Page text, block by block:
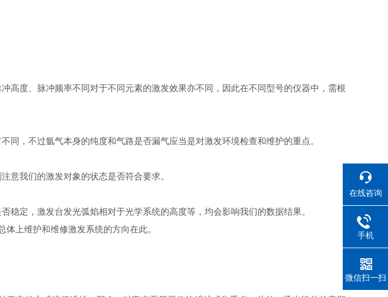
度、脉冲频率不同对于不同元素的激发效果亦不同，因此在不同型号的仪器中，需根
，不过氩气本身的纯度和气路是否漏气应当是对激发环境检查和维护的重点。
我们的激发对象的状态是否符合要求。
定，激发台发光弧焰相对于光学系统的高度等，均会影响我们的数据结果。
上维护和维修激发系统的方向在此。
在线咨询
手机
微信扫一扫